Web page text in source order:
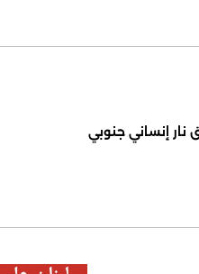
إنساني جنوبي